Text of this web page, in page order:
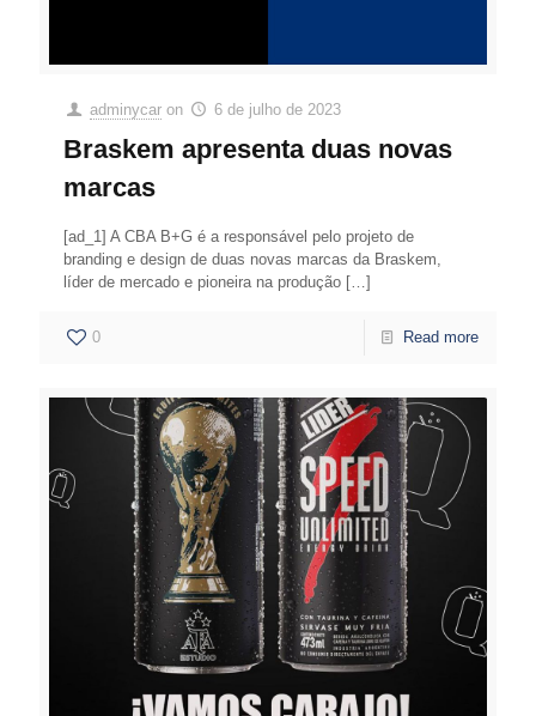
adminycar on 6 de julho de 2023
Braskem apresenta duas novas
marcas
[ad_1] A CBA B+G é a responsável pelo projeto de
branding e design de duas novas marcas da Braskem,
líder de mercado e pioneira na produção […]
0 Read more